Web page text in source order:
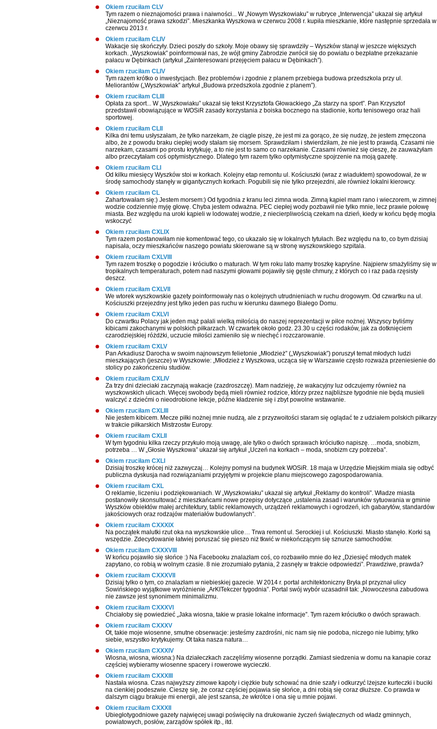
Okiem rzuciłam CLV
Tym razem o nieznajomości prawa i naiwności... W „Nowym Wyszkowiaku” w rubryce „Interwencja” ukazał się artykuł
„Nieznajomość prawa szkodzi”. Mieszkanka Wyszkowa w czerwcu 2008 r. kupiła mieszkanie, które następnie sprzedała w
czerwcu 2013 r.
Okiem rzuciłam CLIV
Wakacje się skończyły. Dzieci poszły do szkoły. Moje obawy się sprawdziły – Wyszków stanął w jeszcze większych
korkach. „Wyszkowiak” poinformował nas, że wójt gminy Zabrodzie zwrócił się do powiatu o bezpłatne przekazanie
pałacu w Dębinkach (artykuł „Zainteresowani przejęciem pałacu w Dębinkach”).
Okiem rzuciłam CLIV
Tym razem krótko o inwestycjach. Bez problemów i zgodnie z planem przebiega budowa przedszkola przy ul.
Meliorantów („Wyszkowiak” artykuł „Budowa przedszkola zgodnie z planem”).
Okiem rzuciłam CLIII
Opłata za sport... W „Wyszkowiaku” ukazał się tekst Krzysztofa Głowackiego „Za starzy na sport”. Pan Krzysztof
przedstawił obowiązujące w WOSiR zasady korzystania z boiska bocznego na stadionie, kortu tenisowego oraz hali
sportowej.
Okiem rzuciłam CLII
Kilka dni temu usłyszałam, że tylko narzekam, że ciągle piszę, że jest mi za gorąco, że się nudzę, że jestem zmęczona
albo, że z powodu braku ciepłej wody stałam się morsem. Sprawdziłam i stwierdziłam, że nie jest to prawdą. Czasami nie
narzekam, czasami po prostu krytykuję, a to nie jest to samo co narzekanie. Czasami również się cieszę, że zauważyłam
albo przeczytałam coś optymistycznego. Dlatego tym razem tylko optymistyczne spojrzenie na moją gazetę.
Okiem rzuciłam CLI
Od kilku miesięcy Wyszków stoi w korkach. Kolejny etap remontu ul. Kościuszki (wraz z wiaduktem) spowodował, że w
środę samochody stanęły w gigantycznych korkach. Pogubili się nie tylko przejezdni, ale również lokalni kierowcy.
Okiem rzuciłam CL
Zahartowałam się:) Jestem morsem:) Od tygodnia z kranu leci zimna woda. Zimną kąpiel mam rano i wieczorem, w zimnej
wodzie codziennie myję głowę. Chyba jestem odważna. PEC ciepłej wody pozbawił nie tylko mnie, lecz prawie połowę
miasta. Bez względu na uroki kąpieli w lodowatej wodzie, z niecierpliwością czekam na dzień, kiedy w końcu będę mogła
wskoczyć
Okiem rzuciłam CXLIX
Tym razem postanowiłam nie komentować tego, co ukazało się w lokalnych tytułach. Bez względu na to, co bym dzisiaj
napisała, oczy mieszkańców naszego powiatu skierowane są w stronę wyszkowskiego szpitala.
Okiem rzuciłam CXLVIII
Tym razem troszkę o pogodzie i króciutko o maturach. W tym roku lato mamy troszkę kapryśne. Najpierw smażyliśmy się w
tropikalnych temperaturach, potem nad naszymi głowami pojawiły się gęste chmury, z których co i raz pada rzęsisty
deszcz.
Okiem rzuciłam CXLVII
We wtorek wyszkowskie gazety poinformowały nas o kolejnych utrudnieniach w ruchu drogowym. Od czwartku na ul.
Kościuszki przejezdny jest tylko jeden pas ruchu w kierunku dawnego Białego Domu.
Okiem rzuciłam CXLVI
Do czwartku Polacy jak jeden mąż pałali wielką miłością do naszej reprezentacji w piłce nożnej. Wszyscy byliśmy
kibicami zakochanymi w polskich piłkarzach. W czwartek około godz. 23.30 u części rodaków, jak za dotknięciem
czarodziejskiej różdżki, uczucie miłości zamieniło się w niechęć i rozczarowanie.
Okiem rzuciłam CXLV
Pan Arkadiusz Darocha w swoim najnowszym felietonie „Młodzież” („Wyszkowiak”) poruszył temat młodych ludzi
mieszkających (jeszcze) w Wyszkowie: „Młodzież z Wyszkowa, ucząca się w Warszawie często rozważa przeniesienie do
stolicy po zakończeniu studiów.
Okiem rzuciłam CXLIV
Za trzy dni dzieciaki zaczynają wakacje (zazdroszczę). Mam nadzieję, że wakacyjny luz odczujemy również na
wyszkowskich ulicach. Więcej swobody będą mieli również rodzice, którzy przez najbliższe tygodnie nie będą musieli
walczyć z dziećmi o nieodrobione lekcje, późne kładzenie się i zbyt powolne wstawanie.
Okiem rzuciłam CXLIII
Nie jestem kibicem. Mecze piłki nożnej mnie nudzą, ale z przyzwoitości staram się oglądać te z udziałem polskich piłkarzy
w trakcie piłkarskich Mistrzostw Europy.
Okiem rzuciłam CXLII
W tym tygodniu kilka rzeczy przykuło moją uwagę, ale tylko o dwóch sprawach króciutko napiszę. …moda, snobizm,
potrzeba … W „Głosie Wyszkowa” ukazał się artykuł „Uczeń na korkach – moda, snobizm czy potrzeba”.
Okiem rzuciłam CXLI
Dzisiaj troszkę krócej niż zazwyczaj… Kolejny pomysł na budynek WOSiR. 18 maja w Urzędzie Miejskim miała się odbyć
publiczna dyskusja nad rozwiązaniami przyjętymi w projekcie planu miejscowego zagospodarowania.
Okiem rzuciłam CXL
O reklamie, liczeniu i podziękowaniach. W „Wyszkowiaku” ukazał się artykuł „Reklamy do kontroli”. Władze miasta
postanowiły skonsultować z mieszkańcami nowe przepisy dotyczące „ustalenia zasad i warunków sytuowania w gminie
Wyszków obiektów małej architektury, tablic reklamowych, urządzeń reklamowych i ogrodzeń, ich gabarytów, standardów
jakościowych oraz rodzajów materiałów budowlanych”.
Okiem rzuciłam CXXXIX
Na początek malutki rzut oka na wyszkowskie ulice… Trwa remont ul. Serockiej i ul. Kościuszki. Miasto stanęło. Korki są
wszędzie. Zdecydowanie łatwiej poruszać się pieszo niż tkwić w niekończącym się sznurze samochodów.
Okiem rzuciłam CXXXVIII
W końcu pojawiło się słońce :) Na Facebooku znalazłam coś, co rozbawiło mnie do łez „Dziesięć młodych matek
zapytano, co robią w wolnym czasie. 8 nie zrozumiało pytania, 2 zasnęły w trakcie odpowiedzi”. Prawdziwe, prawda?
Okiem rzuciłam CXXXVII
Dzisiaj tylko o tym, co znalazłam w niebieskiej gazecie. W 2014 r. portal architektoniczny Bryła.pl przyznał ulicy
Sowińskiego wyjątkowe wyróżnienie „ArKITekczer tygodnia”. Portal swój wybór uzasadnił tak: „Nowoczesna zabudowa
nie zawsze jest synonimem minimalizmu.
Okiem rzuciłam CXXXVI
Chciałoby się powiedzieć „Jaka wiosna, takie w prasie lokalne informacje”. Tym razem króciutko o dwóch sprawach.
Okiem rzuciłam CXXXV
Ot, takie moje wiosenne, smutne obserwacje: jesteśmy zazdrośni, nic nam się nie podoba, niczego nie lubimy, tylko
siebie, wszystko krytykujemy. Ot taka nasza natura…
Okiem rzuciłam CXXXIV
Wiosna, wiosna, wiosna:) Na działeczkach zaczęliśmy wiosenne porządki. Zamiast siedzenia w domu na kanapie coraz
częściej wybieramy wiosenne spacery i rowerowe wycieczki.
Okiem rzuciłam CXXXIII
Nastała wiosna. Czas najwyższy zimowe kapoty i ciężkie buty schować na dnie szafy i odkurzyć lżejsze kurteczki i buciki
na cienkiej podeszwie. Cieszę się, że coraz częściej pojawia się słońce, a dni robią się coraz dłuższe. Co prawda w
dalszym ciągu brakuje mi energii, ale jest szansa, że wkrótce i ona się u mnie pojawi.
Okiem rzuciłam CXXXII
Ubiegłotygodniowe gazety najwięcej uwagi poświęciły na drukowanie życzeń świątecznych od władz gminnych,
powiatowych, posłów, zarządów spółek itp., itd.